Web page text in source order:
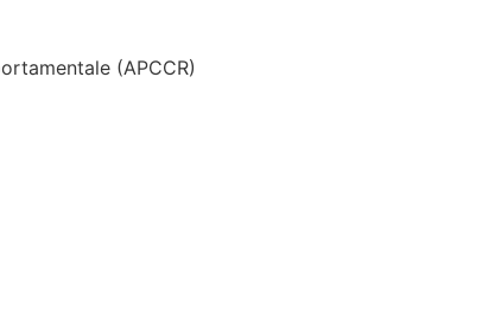
(APCCR)